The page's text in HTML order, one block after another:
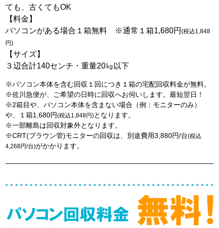
ても、古くてもOK
【料金】
パソコンがある場合１箱無料 ※通常１箱1,680円(税込1,848
円)
【サイズ】
３辺合計140センチ・重量20㎏以下
※パソコン本体を含む回収１回につき１箱の宅配回収料金が無料。
※佐川急便が、ご希望の日時に回収へお伺いします。最短翌日！
※2箱目や、パソコン本体を含まない場合（例：モニターのみ）
や、１箱1,680円(税込1,848円)となります。
※一部離島は回収対象外となります。
※CRT(ブラウン管)モニターの回収は、別途費用3,880円/台(税込
4,268円/台)がかかります。